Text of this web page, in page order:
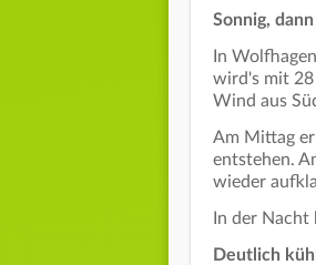
Sonnig,
In
wird's mit 28
Wind aus
Am Mittag
entstehen.
wieder
In der
Deutlich